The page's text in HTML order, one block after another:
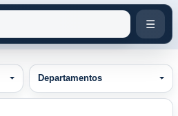
☰
Tipos de Propiedad
Departamentos